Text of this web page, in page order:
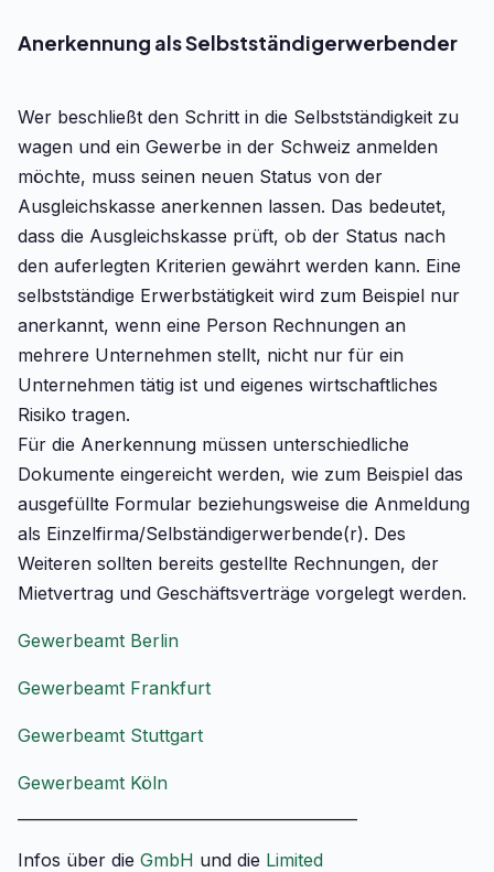
Anerkennung als Selbstständigerwerbender
Wer beschließt den Schritt in die Selbstständigkeit zu
wagen und ein Gewerbe in der Schweiz anmelden
möchte, muss seinen neuen Status von der
Ausgleichskasse anerkennen lassen. Das bedeutet,
dass die Ausgleichskasse prüft, ob der Status nach
den auferlegten Kriterien gewährt werden kann. Eine
selbstständige Erwerbstätigkeit wird zum Beispiel nur
anerkannt, wenn eine Person Rechnungen an
mehrere Unternehmen stellt, nicht nur für ein
Unternehmen tätig ist und eigenes wirtschaftliches
Risiko tragen.
Für die Anerkennung müssen unterschiedliche
Dokumente eingereicht werden, wie zum Beispiel das
ausgefüllte Formular beziehungsweise die Anmeldung
als Einzelfirma/Selbständigerwerbende(r). Des
Weiteren sollten bereits gestellte Rechnungen, der
Mietvertrag und Geschäftsverträge vorgelegt werden.
Gewerbeamt Berlin
Gewerbeamt Frankfurt
Gewerbeamt Stuttgart
Gewerbeamt Köln
Infos über die GmbH und die Limited